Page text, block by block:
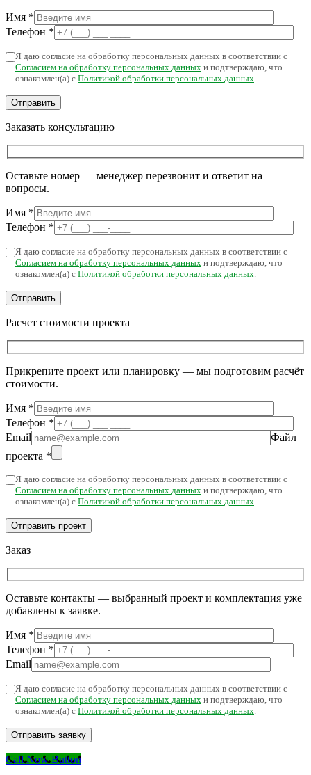
Имя *
Телефон *
Я даю согласие на обработку персональных данных в соответствии с
Согласием на обработку персональных данных и подтверждаю, что
ознакомлен(а) с Политикой обработки персональных данных.
Заказать консультацию
Оставьте номер — менеджер перезвонит и ответит на
вопросы.
Имя *
Телефон *
Я даю согласие на обработку персональных данных в соответствии с
Согласием на обработку персональных данных и подтверждаю, что
ознакомлен(а) с Политикой обработки персональных данных.
Расчет стоимости проекта
Прикрепите проект или планировку — мы подготовим расчёт
стоимости.
Имя *
Телефон *
Email
Файл
проекта *
Я даю согласие на обработку персональных данных в соответствии с
Согласием на обработку персональных данных и подтверждаю, что
ознакомлен(а) с Политикой обработки персональных данных
Заказ
Оставьте контакты — выбранный проект и комплектация уже
добавлены к заявке.
Имя *
Телефон *
Email
Я даю согласие на обработку персональных данных в соответствии с
Согласием на обработку персональных данных и подтверждаю, что
ознакомлен(а) с Политикой обработки персональных данных.
Call Now Button